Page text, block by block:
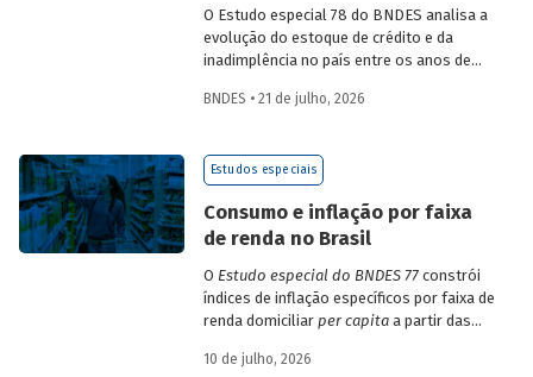
O Estudo especial 78 do BNDES analisa a
evolução do estoque de crédito e da
inadimplência no país entre os anos de
analíticos complementares: o porte da
econômica.
BNDES • 21 de julho, 2026
Estudos especiais
Consumo e inflação por faixa
de renda no Brasil
O Estudo especial do BNDES 77constrói
índices de inflação específicos por faixa de
renda domiciliar per capitaa partir das
associadas às variações de preços dos
10 de julho, 2026